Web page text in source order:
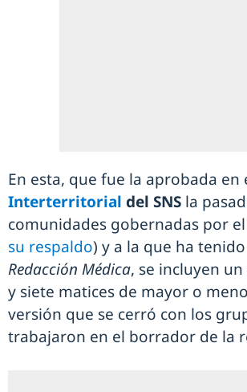
En esta, que fue la aprobada en
Interterritorial del SNS la
comunidades gobernadas por el
su respaldo) y a la que ha
Redacción Médica, se incluyen
y siete matices de mayor o
versión que se cerró con los
trabajaron en el borrador de la